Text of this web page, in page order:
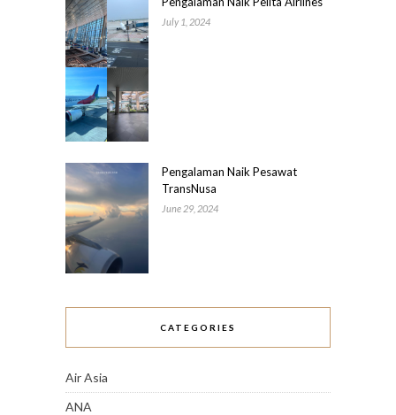
July 1, 2024
Pengalaman Naik Pesawat
TransNusa
June 29, 2024
CATEGORIES
Air Asia
ANA